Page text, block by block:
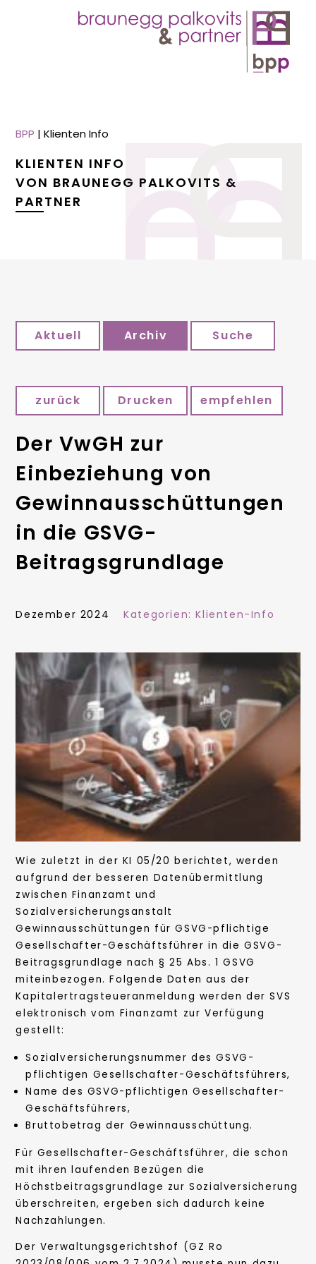
BPP |Klienten Info
KLIENTEN INFO
VON BRAUNEGG PALKOVITS &
PARTNER
Aktuell Archiv Suche
zurück Drucken empfehlen
Der VwGH zur
Einbeziehung von
Gewinnausschüttungen
in die GSVG-
Beitragsgrundlage
Dezember 2024 Kategorien:Klienten-Info
Wie zuletzt in der KI 05/20 berichtet, werden
aufgrund der besseren Datenübermittlung
zwischen Finanzamt und
Sozialversicherungsanstalt
Gewinnausschüttungen für GSVG-pflichtige
Gesellschafter-Geschäftsführer in die GSVG-
Beitragsgrundlage nach § 25 Abs. 1 GSVG
miteinbezogen. Folgende Daten aus der
Kapitalertragsteueranmeldung werden der SVS
elektronisch vom Finanzamt zur Verfügung
gestellt:
Sozialversicherungsnummer des GSVG-
pflichtigen Gesellschafter-Geschäftsführers,
Name des GSVG-pflichtigen Gesellschafter-
Geschäftsführers,
Bruttobetrag der Gewinnausschüttung.
Für Gesellschafter-Geschäftsführer, die schon
mit ihren laufenden Bezügen die
Höchstbeitragsgrundlage zur Sozialversicherung
überschreiten, ergeben sich dadurch keine
Nachzahlungen.
Der Verwaltungsgerichtshof (GZ Ro